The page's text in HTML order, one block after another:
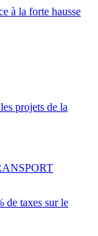
à la forte hausse
projets de la
de taxes sur le